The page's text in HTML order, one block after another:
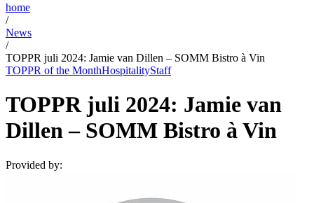
home
/
News
/
TOPPR juli 2024: Jamie van Dillen – SOMM Bistro à Vin
TOPPR of the MonthHospitalityStaff
TOPPR juli 2024: Jamie van
Dillen – SOMM Bistro à Vin
Provided by: